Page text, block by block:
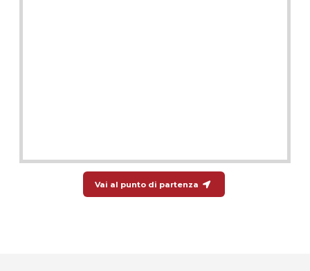
Vai al punto di partenza